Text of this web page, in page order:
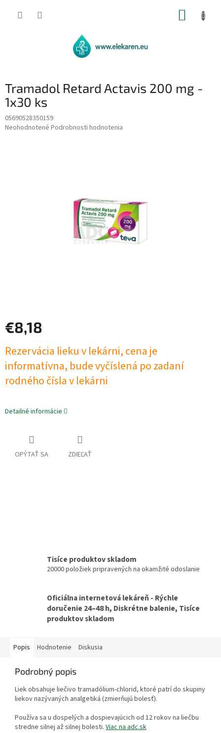
Tramadol Retard Actavis 200 mg -
1x30 ks
05690528350159
Priemerné
Neohodnotené Podrobnosti hodnotenia
€8,18
cena:
Rezervácia lieku v lekárni, cena je
informatívna, bude vyčíslená po zadaní
rodného čísla v lekárni
Detailné informácie
OPÝTAŤ SA ZDIEĽAŤ
Tisíce produktov skladom
20000 položiek pripravených na okamžité odoslanie
Oficiálna internetová lekáreň - Rýchle
doručenie 24–48 h, Diskrétne balenie, Tisíce
produktov skladom
Popis Hodnotenie Diskusia
Podrobný popis
Liek obsahuje liečivo tramadólium-chlorid, ktoré patrí do skupiny
liekov nazývaných analgetiká (zmierňujú bolesť).
Používa sa u dospelých a dospievajúcich od 12 rokov na liečbu
stredne silnej až silnej bolesti. Viac na adc.sk